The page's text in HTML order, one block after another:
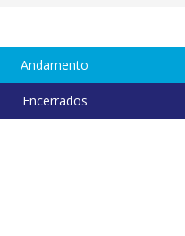
Andamento
Encerrados